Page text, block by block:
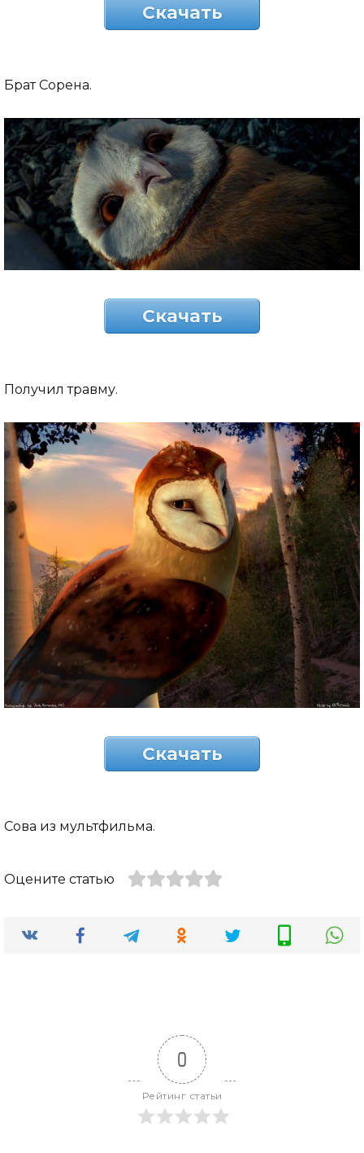
Скачать
Брат Сорена.
Скачать
Получил травму.
Скачать
Сова из мультфильма.
Оцените статью
0
Рейтинг статьи